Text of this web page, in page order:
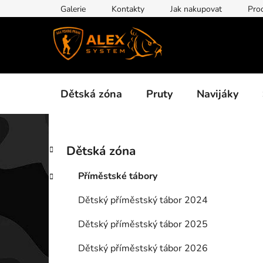
na
Galerie Kontakty Jak nakupovat
Dětská zóna Pruty Navijáky
P
s
Přeskočit
kategorie
K
a
e
Dětská zóna
Příměstské tábory
Dětský příměstský tábor 2024
Dětský příměstský tábor 2025
Dětský příměstský tábor 2026